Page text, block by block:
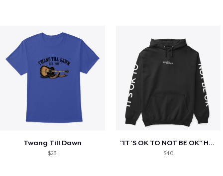
Twang Till Dawn
$23
"IT'S OK TO NOT BE OK" Hoodie (BP LOGO)
$40